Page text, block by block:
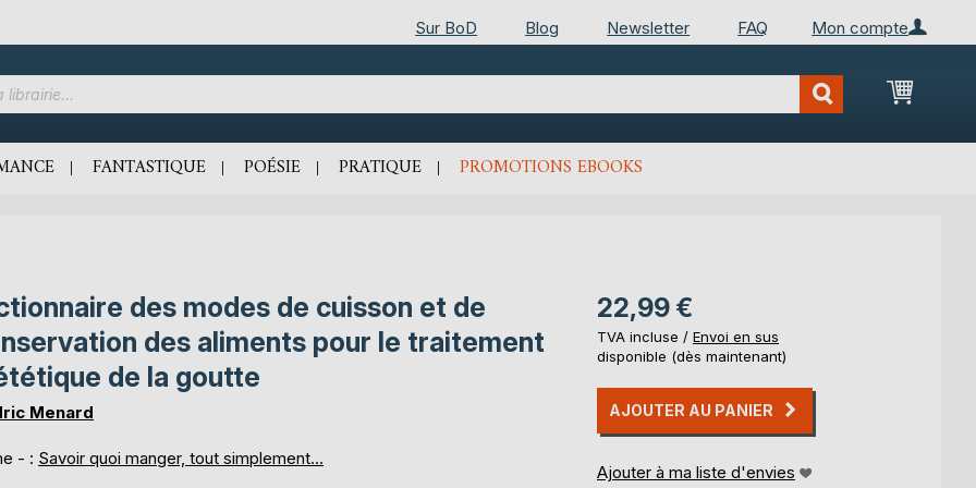
Mon compte
Sur BoD Blog Newsletter FAQ
Mon
FANTASTIQUE POÉSIE PRATIQUE PROMOTIONS EBOOKS
des modes de cuisson et de
des aliments pour le traitement
de la goutte
Menard
- : Savoir quoi manger, tout simplement...
22,99 €
TVA incluse / Envoi en sus
disponible (dès maintenant)
AJOUTER AU PANIER
Ajouter à ma liste d'envies